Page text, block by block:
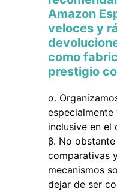
Amazon
veloces y
como
prestigio
especialmente
inclusive en el
No
comparativas
mecanismos
dejar de ser